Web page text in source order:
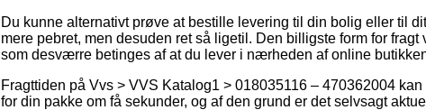
Du kunne alternativt prøve at bestille levering til din bolig eller til
mere pebret, men desuden ret så ligetil. Den billigste form for
som desværre betinges af at du lever i nærheden af online
Fragttiden på Vvs > VVS Katalog1 > 018035116 – 470362004
for din pakke om få sekunder, og af den grund er det selvsagt